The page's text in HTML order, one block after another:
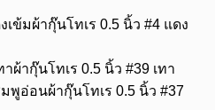
ผ้ากุ๊นโทเร 0.5 นิ้ว #4 แดง
ผ้ากุ๊นโทเร 0.5 นิ้ว #39 เทา
ผ้ากุ๊นโทเร 0.5 นิ้ว #37